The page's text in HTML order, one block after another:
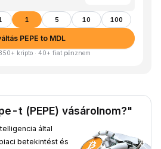
1 5 10 100
PEPE to MDL
kripto · 40+ fiat pénznem
t (PEPE) vásárolnom?"
által
betekintést és